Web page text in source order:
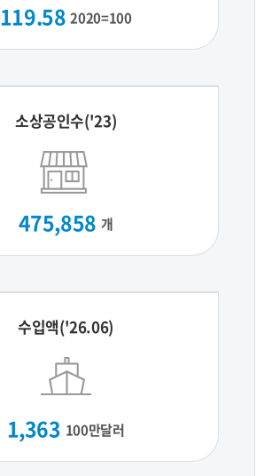
119.58 2020=100
소상공인수('23)
475,858 개
수입액('26.06)
1,363 100만달러